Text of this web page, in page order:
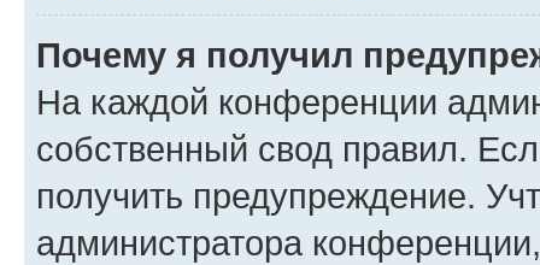
Почему я получил
На каждой конференции
собственный свод правил.
получить предупреждение.
администратора